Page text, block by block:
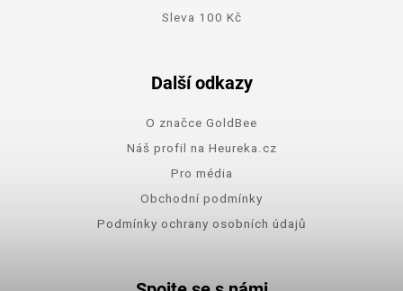
Sleva 100 Kč
Další odkazy
O značce GoldBee
Náš profil na Heureka.cz
Pro média
Obchodní podmínky
Podmínky ochrany osobních údajů